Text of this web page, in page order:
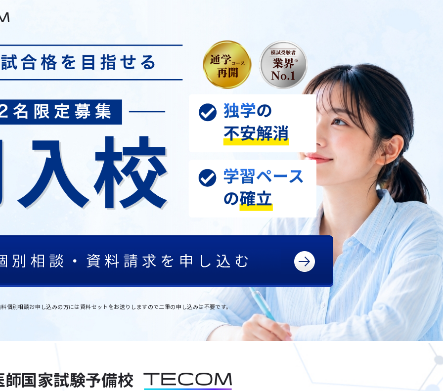
個別相談お申し込みの方には資料セットをお送りしますので二重の申し込みは不要です。
師国家試験予備校